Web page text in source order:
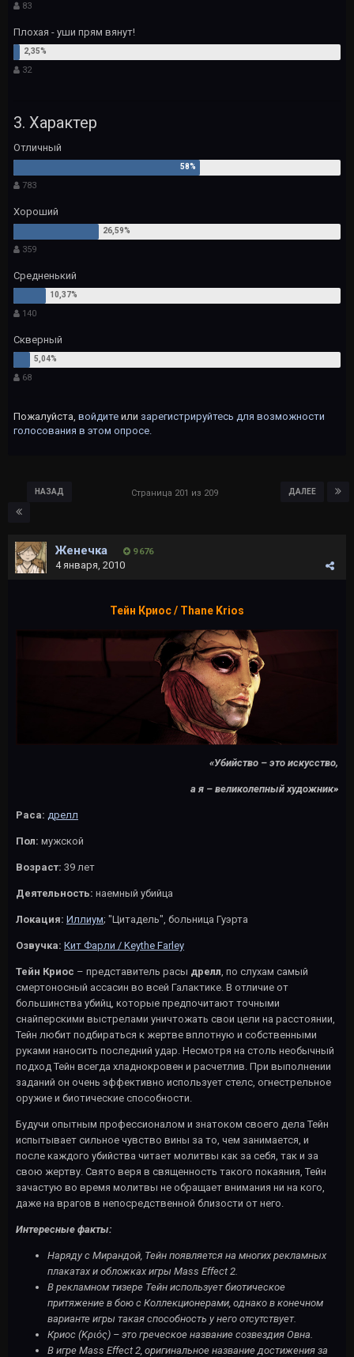
83
Плохая - уши прям вянут!
32
3. Характер
Отличный
783
Хороший
359
Средненький
140
Скверный
68
Пожалуйста, войдите или зарегистрируйтесь для возможности
голосования в этом опросе.
НАЗАД ДАЛЕЕ
Страница 201 из 209
Женечка 9 676
4 января, 2010
Тейн Криос / Thane Krios
«Убийство – это искусство,
а я – великолепный художник»
Раса: дрелл
Пол: мужской
Возраст: 39 лет
Деятельность: наемный убийца
Локация: Иллиум; "Цитадель", больница Гуэрта
Озвучка: Кит Фарли / Keythe Farley
Тейн Криос – представитель расы дрелл , по слухам самый
смертоносный ассасин во всей Галактике. В отличие от
большинства убийц, которые предпочитают точными
снайперскими выстрелами уничтожать свои цели на расстоянии,
Тейн любит подбираться к жертве вплотную и собственными
руками наносить последний удар. Несмотря на столь необычный
подход Тейн всегда хладнокровен и расчетлив. При выполнении
заданий он очень эффективно использует стелс, огнестрельное
оружие и биотические способности.
Будучи опытным профессионалом и знатоком своего дела Тейн
испытывает сильное чувство вины за то, чем занимается, и
после каждого убийства читает молитвы как за себя, так и за
свою жертву. Свято веря в священность такого покаяния, Тейн
зачастую во время молитвы не обращает внимания ни на кого,
даже на врагов в непосредственной близости от него.
Интересные факты:
Наряду с Мирандой, Тейн появляется на многих рекламных
плакатах и обложках игры Mass Effect 2.
В рекламном тизере Тейн использует биотическое
притяжение в бою с Коллекционерами, однако в конечном
варианте игры такая способность у него отсутствует.
Криос (Κριός) – это греческое название созвездия Овна.
В игре Mass Effect 2, оригинальное название достижения за